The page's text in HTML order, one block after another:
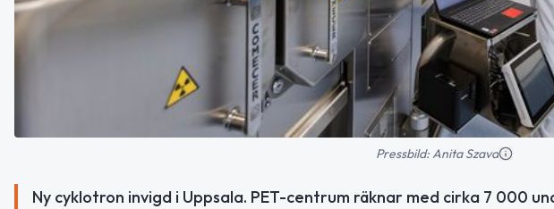
Pressbild: Anita Szava
Ny cyklotron invigd i Uppsala. PET-centrum räknar med cirka 7 000